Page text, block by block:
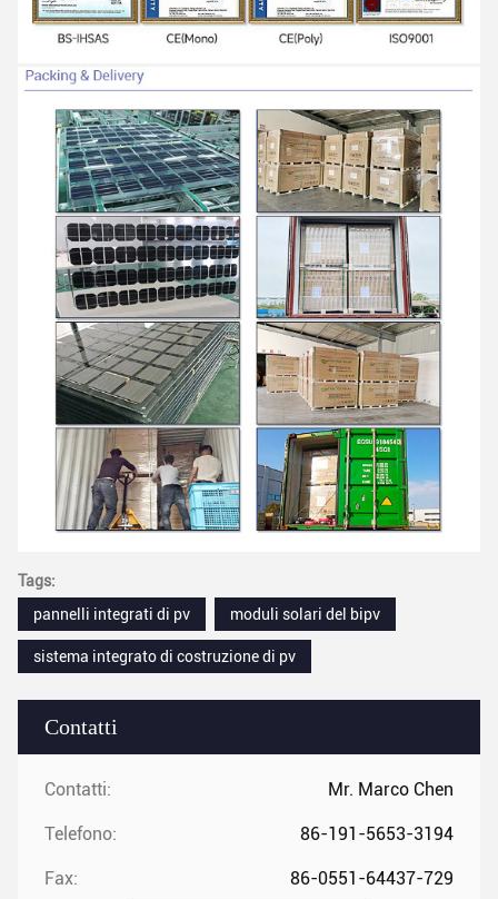
Contatti
Contatti: Mr. Marco Chen
Telefono: 86-191-5653-3194
Fax: 86-0551-64437-729
Tags:
pannelli integrati di pv
moduli solari del bipv
sistema integrato di costruzione di pv